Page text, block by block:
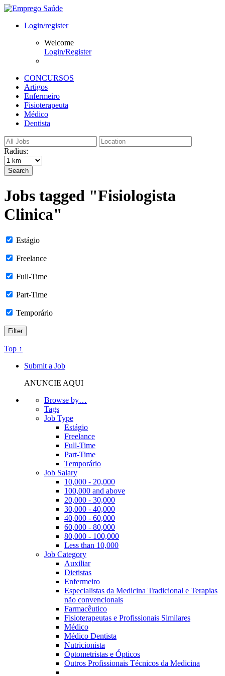
Login/register
Welcome
Login/Register
CONCURSOS
Artigos
Enfermeiro
Fisioterapeuta
Médico
Dentista
Radius:
Search
Jobs tagged "Fisiologista
Clinica"
Estágio
Freelance
Full-Time
Part-Time
Temporário
Top ↑
Submit a Job
ANUNCIE AQUI
Browse by…
Tags
Job Type
Estágio
Freelance
Full-Time
Part-Time
Temporário
Job Salary
10,000 - 20,000
100,000 and above
20,000 - 30,000
30,000 - 40,000
40,000 - 60,000
60,000 - 80,000
80,000 - 100,000
Less than 10,000
Job Category
Auxiliar
Dietistas
Enfermeiro
Especialistas da Medicina Tradicional e Terapias
não convencionais
Farmacêutico
Fisioterapeutas e Profissionais Similares
Médico
Médico Dentista
Nutricionista
Optometristas e Ópticos
Outros Profissionais Técnicos da Medicina